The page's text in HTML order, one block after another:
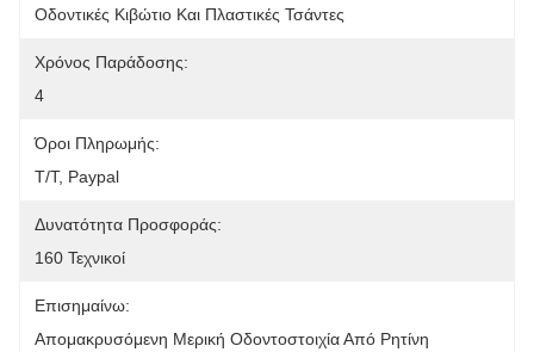
Οδοντικές Κιβώτιο Και Πλαστικές Τσάντες
Χρόνος Παράδοσης:
4
Όροι Πληρωμής:
Τ/Τ, Paypal
Δυνατότητα Προσφοράς:
160 Τεχνικοί
Επισημαίνω:
Απομακρυσόμενη Μερική Οδοντοστοιχία Από Ρητίνη